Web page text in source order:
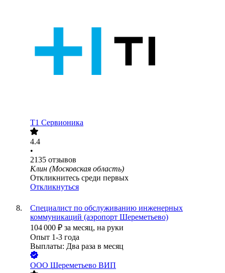
Т1 Сервионика
4.4
•
2135 отзывов
Клин (Московская область)
Откликнитесь среди первых
Откликнуться
Специалист по обслуживанию инженерных
коммуникаций (аэропорт Шереметьево)
104 000 ₽ за месяц, на руки
Опыт 1-3 года
Выплаты: Два раза в месяц
ООО Шереметьево ВИП